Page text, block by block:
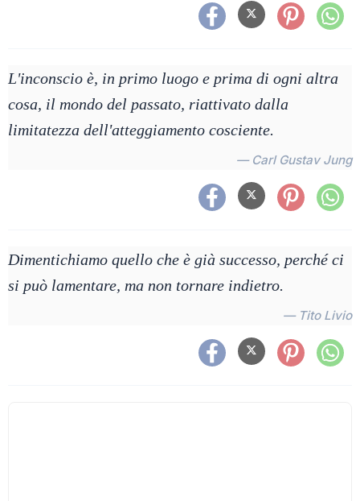
L'inconscio è, in primo luogo e prima di ogni altra
cosa, il mondo del passato, riattivato dalla
limitatezza dell'atteggiamento cosciente.
— Carl Gustav Jung
Dimentichiamo quello che è già successo, perché ci
si può lamentare, ma non tornare indietro.
— Tito Livio